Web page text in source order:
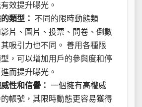
效提升曝光。
類型：
不同的限時動態類
片、圖片、投票、問卷、倒數
吸引力也不同。 善用各種限
，可以增加用戶的參與度和停
而提升曝光。
性和信譽： 一個擁有高權威
帳號，其限時動態更容易獲得